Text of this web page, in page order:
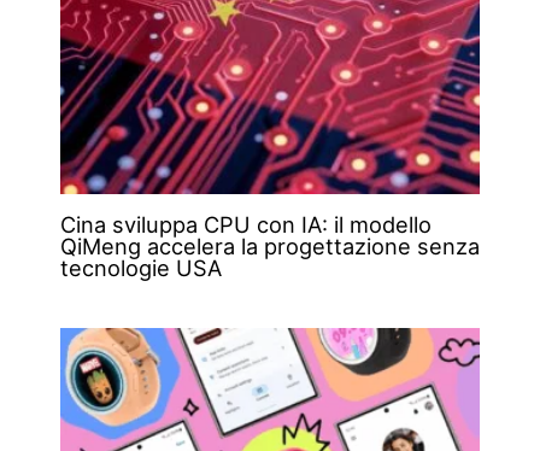
Cina sviluppa CPU con IA: il modello
QiMeng accelera la progettazione senza
tecnologie USA